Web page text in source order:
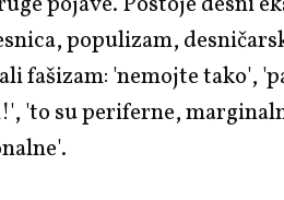
populizam,
fašizam: 'nemojte tako',
'to su periferne,